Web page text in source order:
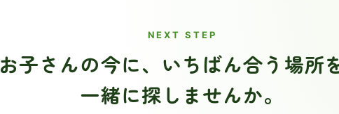
NEXT STEP
お子さんの今に、 いちばん合う場所
一緒に探しませんか。